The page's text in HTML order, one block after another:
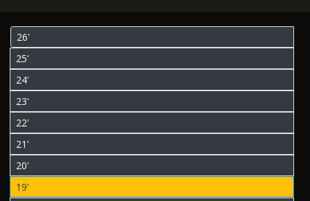
26'
25'
24'
23'
22'
21'
20'
19'